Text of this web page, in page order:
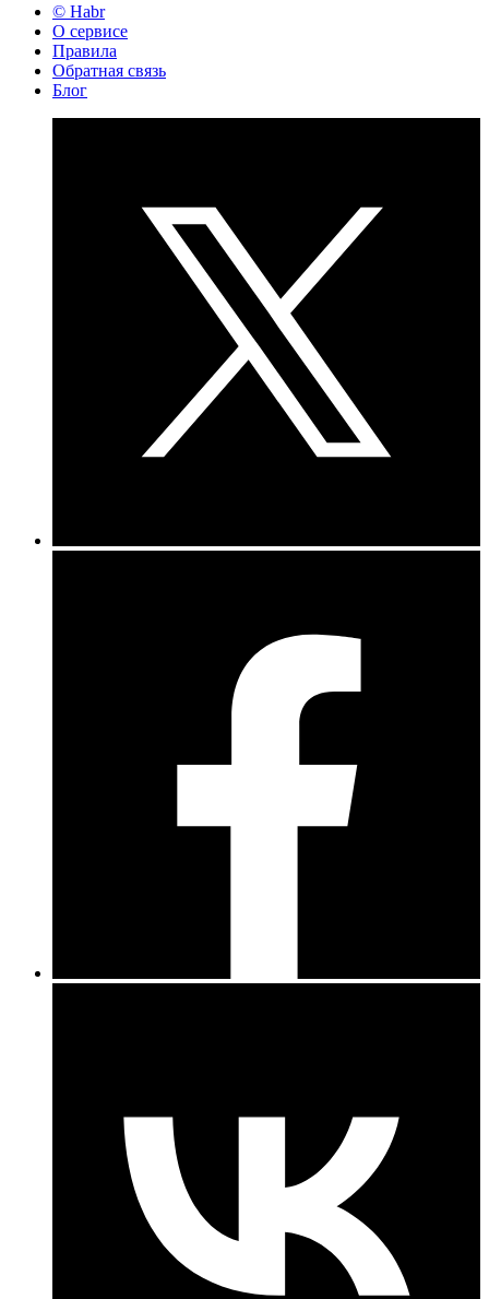
© Habr
О сервисе
Правила
Обратная связь
Блог